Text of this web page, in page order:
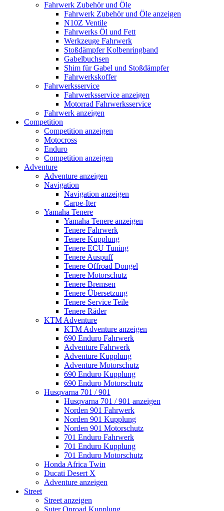
Fahrwerk Zubehör und Öle
Fahrwerk Zubehör und Öle anzeigen
N10Z Ventile
Fahrwerks Öl und Fett
Werkzeuge Fahrwerk
Stoßdämpfer Kolbenringband
Gabelbuchsen
Shim für Gabel und Stoßdämpfer
Fahrwerkskoffer
Fahrwerksservice
Fahrwerksservice anzeigen
Motorrad Fahrwerksservice
Fahrwerk anzeigen
Competition
Competition anzeigen
Motocross
Enduro
Competition anzeigen
Adventure
Adventure anzeigen
Navigation
Navigation anzeigen
Carpe-Iter
Yamaha Tenere
Yamaha Tenere anzeigen
Tenere Fahrwerk
Tenere Kupplung
Tenere ECU Tuning
Tenere Auspuff
Tenere Offroad Dongel
Tenere Motorschutz
Tenere Bremsen
Tenere Übersetzung
Tenere Service Teile
Tenere Räder
KTM Adventure
KTM Adventure anzeigen
690 Enduro Fahrwerk
Adventure Fahrwerk
Adventure Kupplung
Adventure Motorschutz
690 Enduro Kupplung
690 Enduro Motorschutz
Husqvarna 701 / 901
Husqvarna 701 / 901 anzeigen
Norden 901 Fahrwerk
Norden 901 Kupplung
Norden 901 Motorschutz
701 Enduro Fahrwerk
701 Enduro Kupplung
701 Enduro Motorschutz
Honda Africa Twin
Ducati Desert X
Adventure anzeigen
Street
Street anzeigen
Suter Onroad Kupplung